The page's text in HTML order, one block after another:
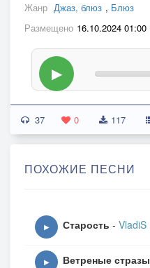
Жанр Джаз, блюз , Блюз
Размещено 16.10.2024 01:00
▶
37 0 117
ПОХОЖИЕ ПЕСНИ
▶ Старость - VladiS
▶ Ветреные стразы